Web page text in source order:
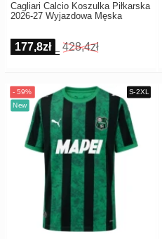
Cagliari Calcio Koszulka Piłkarska
2026-27 Wyjazdowa Męska
177,8zł 428,4zł